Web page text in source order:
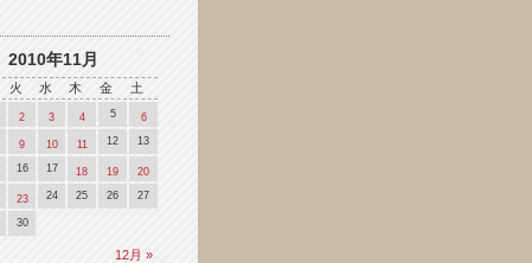
2010年11月
火 水 木 金 土
12月 »
2 3 4 5 6
9 10 11 12 13
16 17 18 19 20
23 24 25 26 27
30